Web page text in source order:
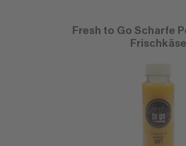
Fresh to Go Scharfe
Frischkäse